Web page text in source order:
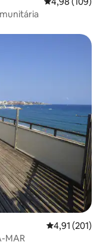
4,91 de uma
4,91 (201)
MAR